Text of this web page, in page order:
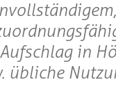
in
übliche